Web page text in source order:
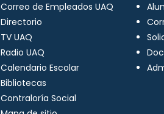
Correo de Empleados UAQ
Directorio
TV UAQ
Radio UAQ
Calendario Escolar
Bibliotecas
Contraloría Social